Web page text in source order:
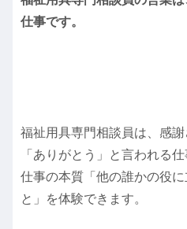
仕事です。
福祉用具専門相談員は、感謝
「ありがとう」と言われる仕
仕事の本質「他の誰かの役
と」を体験できます。